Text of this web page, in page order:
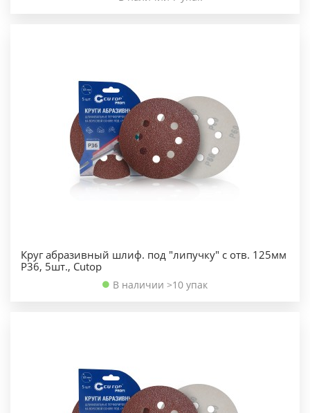
Круг абразивный шлиф. под "липучку" с отв. 125мм
Р36, 5шт., Cutop
В наличии >10 упак